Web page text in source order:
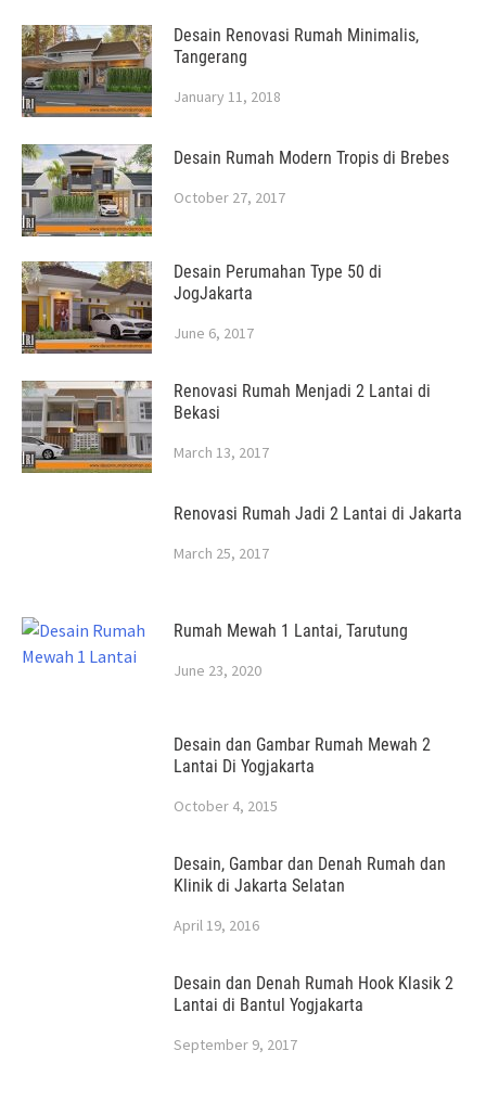
Desain Renovasi Rumah Minimalis,
Tangerang
January 11, 2018
Desain Rumah Modern Tropis di Brebes
October 27, 2017
Desain Perumahan Type 50 di
JogJakarta
June 6, 2017
Renovasi Rumah Menjadi 2 Lantai di
Bekasi
March 13, 2017
Renovasi Rumah Jadi 2 Lantai di Jakarta
March 25, 2017
Rumah Mewah 1 Lantai, Tarutung
June 23, 2020
Desain dan Gambar Rumah Mewah 2
Lantai Di Yogjakarta
October 4, 2015
Desain, Gambar dan Denah Rumah dan
Klinik di Jakarta Selatan
April 19, 2016
Desain dan Denah Rumah Hook Klasik 2
Lantai di Bantul Yogjakarta
September 9, 2017